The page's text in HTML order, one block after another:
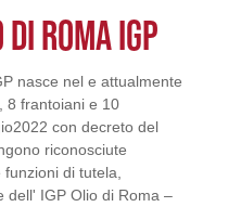
DI ROMA IGP
nasce nel e attualmente
8 frantoiani e 10
con decreto del
riconosciute
di tutela,
dell' IGP Olio di Roma –